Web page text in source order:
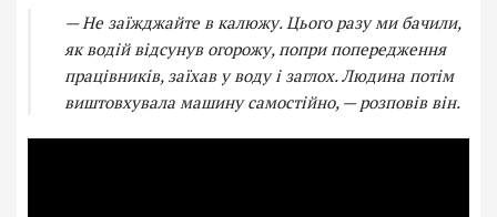
— Не заїжджайте в калюжу. Цього разу ми бачили,
як водій відсунув огорожу, попри попередження
працівників, заїхав у воду і заглох. Людина потім
виштовхувала машину самостійно, — розповів він.